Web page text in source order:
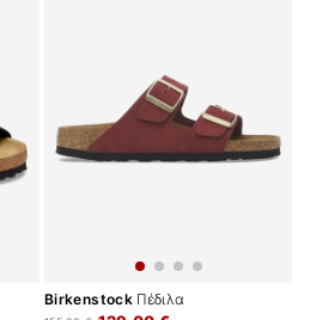
BirkenstockΠέδιλα